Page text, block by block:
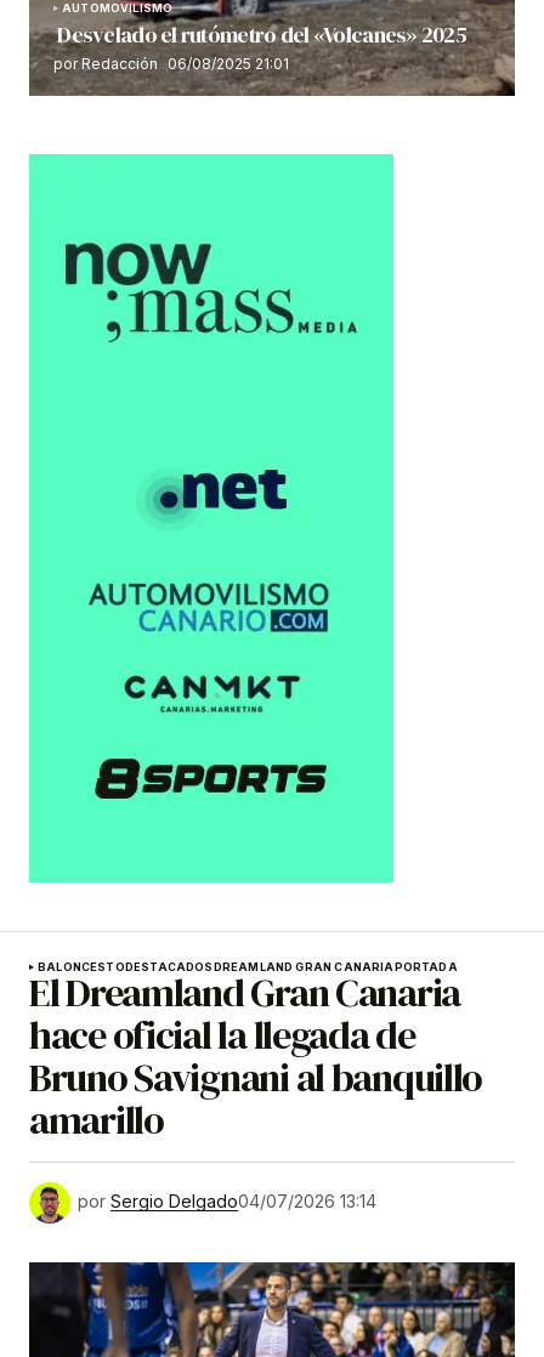
AUTOMOVILISMO
Desvelado el rutómetro del «Volcanes» 2025
por Redacción 06/08/2025 21:01
BALONCESTO DESTACADOS DREAMLAND GRAN CANARIA PORTADA
El Dreamland Gran Canaria
hace oficial la llegada de
Bruno Savignani al banquillo
amarillo
por Sergio Delgado04/07/2026 13:14